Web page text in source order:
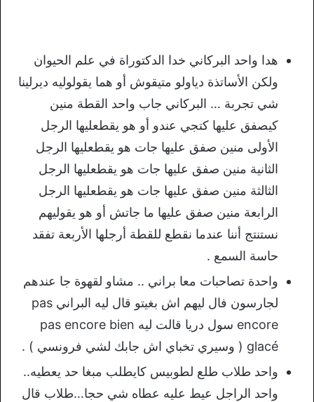
هدا واحد البركاني خدا الدكتوراة في علم الحيوان
ولكن الأساتذة دياولو متيقوش أو هما يقولوليه ديرلينا
شي تجربة … البركاني جاب واحد القطة منين
كيصفق عليها كتجي عندو أو هو يقطعليها الرجل
الأولى منين صفق عليها جات هو يقطعليها الرجل
الثانية منين صفق عليها جات هو يقطعليها الرجل
الثالثة منين صفق عليها جات هو يقطعليها الرجل
الرابعة منين صفق عليها ما جاتش أو هو يقوليهم
نستنتج أننا عندما نقطع للقطة أرجلها الأربعة تفقد
حاسة السمع .
واحدة تصاحبات معا براني .. مشاو لقهوة جا عندهم
لجارسون فال ليهم اش بغيتو قال ليه البراني pas
encore سول دريا قالت ليه pas encore bien
glacé ( وسيري تخباي اش جابك لشي فرونسي ) .
واحد طلاب طلع لطوبيس كايطلب مبغا حد يعطيه..
واحد الراجل عيط عليه عطاه شي حجا…طلاب قال